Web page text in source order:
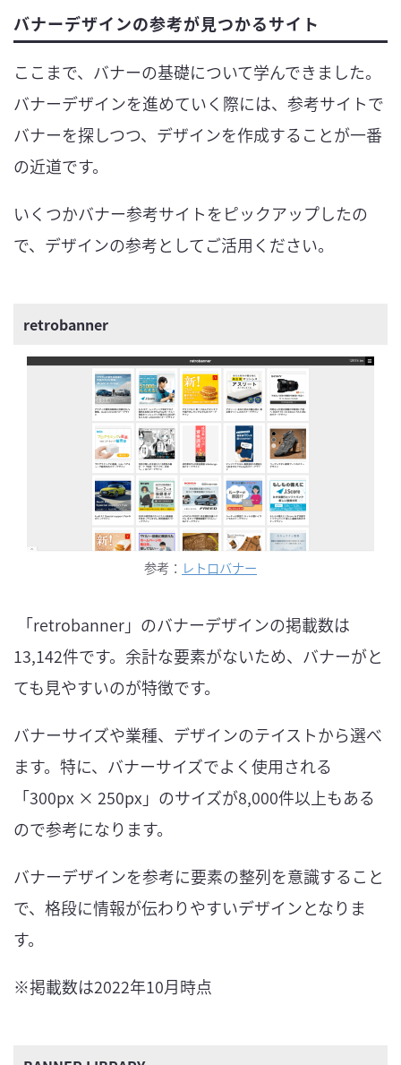
バナーデザインの参考が見つかるサイト
ここまで、バナーの基礎について学んできました。
バナーデザインを進めていく際には、参考サイトで
バナーを探しつつ、デザインを作成することが一番
の近道です。
いくつかバナー参考サイトをピックアップしたの
で、デザインの参考としてご活用ください。
retrobanner
参考： レトロバナー
「retrobanner」のバナーデザインの掲載数は
13,142件です。余計な要素がないため、バナーがと
ても見やすいのが特徴です。
バナーサイズや業種、デザインのテイストから選べ
ます。特に、バナーサイズでよく使用される
「300px × 250px」のサイズが8,000件以上もある
ので参考になります。
バナーデザインを参考に要素の整列を意識すること
で、格段に情報が伝わりやすいデザインとなりま
す。
※掲載数は2022年10月時点